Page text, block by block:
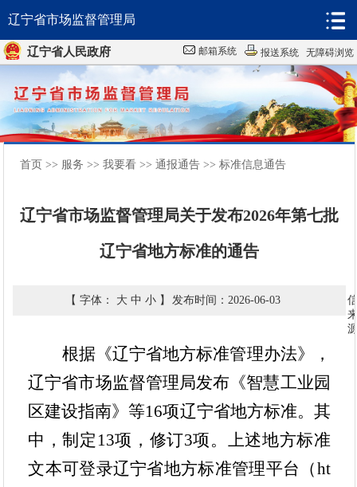
辽宁省人民政府 报送系统 无障碍浏览
邮箱系统
辽宁省市场监督管理局
首页
政务
数据
政府信息公开
依申请公开网页申请
首页 >> 服务 >>我要看 >>通报通告 >>标准信息通告
辽宁省市场监督管理局关于发布2026年第七批
辽宁省地方标准的通告
发布时间：2026-06-03
【 字体： 大 中 小】
根据《辽宁省地方标准管理办法》，
辽宁省市场监督管理局发布《智慧工业园
区建设指南》等16项辽宁省地方标准。 其
中，制定 13项，修订3项。上述地方标准
文本可登录辽宁省地方标准管理平台
（ht